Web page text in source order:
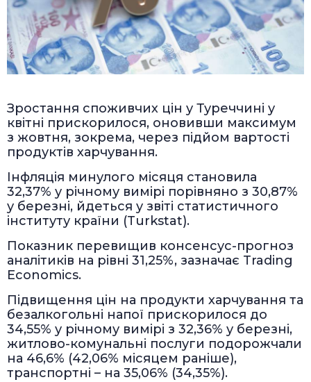
Зростання споживчих цін у Туреччині у
квітні прискорилося, оновивши максимум
з жовтня, зокрема, через підйом вартості
продуктів харчування.
Інфляція минулого місяця становила
32,37% у річному вимірі порівняно з 30,87%
у березні, йдеться у звіті статистичного
інституту країни (Turkstat).
Показник перевищив консенсус-прогноз
аналітиків на рівні 31,25%, зазначає Trading
Economics.
Підвищення цін на продукти харчування та
безалкогольні напої прискорилося до
34,55% у річному вимірі з 32,36% у березні,
житлово-комунальні послуги подорожчали
на 46,6% (42,06% місяцем раніше),
транспортні – на 35,06% (34,35%).